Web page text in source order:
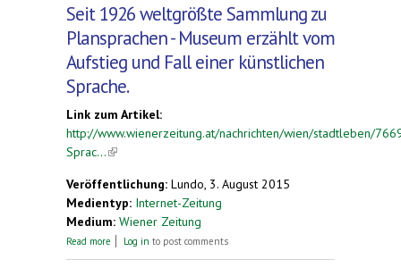
Seit 1926 weltgrößte Sammlung zu
Plansprachen - Museum erzählt vom
Aufstieg und Fall einer künstlichen
Sprache.
Link zum Artikel:
http://www.wienerzeitung.at/nachrichten/wien/stadtleben/
Sprac...(link is external)
Veröffentlichung: Lundo, 3. August 2015
Medientyp: Internet-Zeitung
Medium: Wiener Zeitung
Read more about Esperantomuseum. Die Sprache der Hoffnung
Log in to post comments